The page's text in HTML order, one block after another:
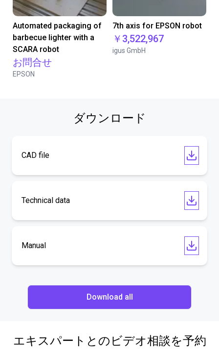
Automated packaging of
barbecue lighter with a
SCARA robot
お問合せ
EPSON
7th axis for EPSON robot
￥3,522,967
igus GmbH
ダウンロード
CAD file
Technical data
Manual
Download all
エキスパートとのビデオ相談を予約